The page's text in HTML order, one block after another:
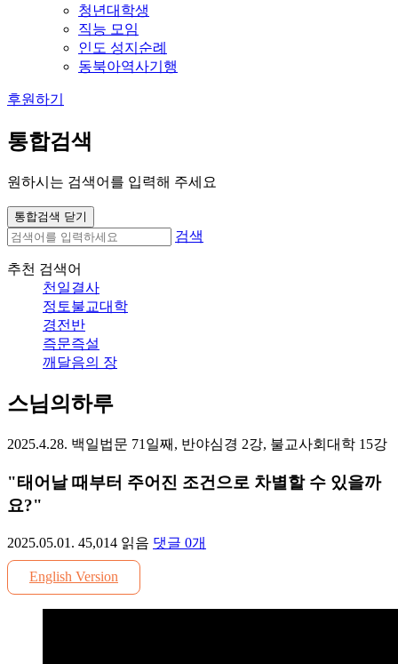
청년대학생
직능 모임
인도 성지순례
동북아역사기행
후원하기
통합검색
원하시는 검색어를 입력해 주세요
통합검색 닫기
검색
추천 검색어
천일결사
정토불교대학
경전반
즉문즉설
깨달음의 장
스님의하루
2025.4.28. 백일법문 71일째, 반야심경 2강, 불교사회대학 15강
"태어날 때부터 주어진 조건으로 차별할 수 있을까
요?"
2025.05.01. 45,014 읽음 댓글 0개
English Version